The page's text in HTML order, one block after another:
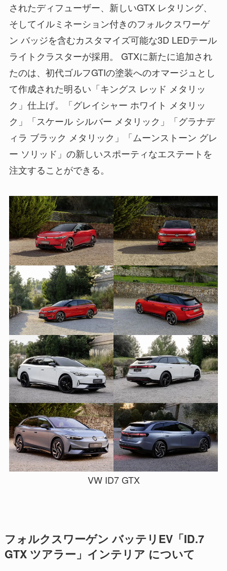
されたディフューザー、新しいGTX レタリング、
そしてイルミネーション付きのフォルクスワーゲ
ン バッジを含むカスタマイズ可能な3D LEDテール
ライトクラスターが採用。 GTXに新たに追加され
たのは、初代ゴルフGTIの塗装へのオマージュとし
て作成された明るい「キングス レッド メタリッ
ク」仕上げ。「グレイシャー ホワイト メタリッ
ク」「スケール シルバー メタリック」「グラナデ
ィラ ブラック メタリック」「ムーンストーン グレ
ー ソリッド」の新しいスポーティなエステートを
注文することができる。
VW ID7 GTX
フォルクスワーゲン バッテリEV「ID.7
GTX ツアラー」インテリア について